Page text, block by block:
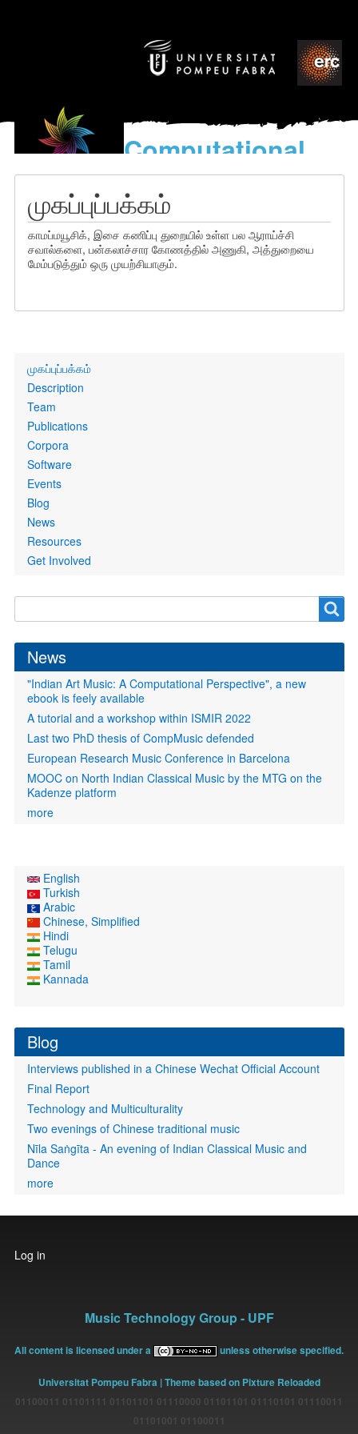
Computational
models
for the discovery of the
World’s Music
முகப்புப்பக்கம்
காமப்மயூசிக், இசை கணிப்பு துறையில் உள்ள பல ஆராய்ச்சி
சவால்களை, பன்கலாச்சார கோணத்தில் அணுகி, அத்துறையை
மேம்படுத்தும் ஒரு முயற்சியாகும்.
Primary
links
முகப்புப்பக்கம்
Description
Team
Publications
Corpora
Software
Events
Blog
News
Resources
Get Involved
form
News
"Indian Art Music: A Computational Perspective", a new
ebook is feely available
A tutorial and a workshop within ISMIR 2022
Last two PhD thesis of CompMusic defended
European Research Music Conference in Barcelona
MOOC on North Indian Classical Music by the MTG on the
Kadenze platform
more
English
Turkish
Arabic
Chinese, Simplified
Hindi
Telugu
Tamil
Kannada
Blog
Interviews published in a Chinese Wechat Official Account
Final Report
Technology and Multiculturality
Two evenings of Chinese traditional music
Nīla Saṅgīta - An evening of Indian Classical Music and
Dance
more
User
account
Log in
Music Technology Group - UPF
All content is licensed under a unless otherwise specified.
Universitat Pompeu Fabra | Theme based on Pixture Reloaded
01100011 01101111 01101101 01110000 01101101 01110101 01110011